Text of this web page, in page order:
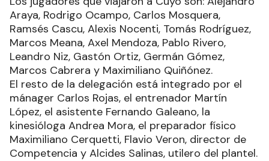
Araya, Rodrigo Ocampo, Carlos Mosquera,
Ramsés Cascu, Alexis Nocenti, Tomás Rodríguez,
Marcos Meana, Axel Mendoza, Pablo Rivero,
Leandro Niz, Gastón Ortiz, Germán Gómez,
Marcos Cabrera y Maximiliano Quiñónez.
El resto de la delegación está integrado por el
mánager Carlos Rojas, el entrenador Martín
López, el asistente Fernando Galeano, la
kinesióloga Andrea Mora, el preparador físico
Maximiliano Cerquetti, Flavio Veron, director de
Competencia y Alcides Salinas, utilero del plantel.